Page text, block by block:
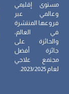
مستوى إقليمي
وعالمي عبر
فروعها المنتشرة
في العالم،
والحائزة على
جائزة أفضل
مجتمع علاجي
لعام 2023/2025.